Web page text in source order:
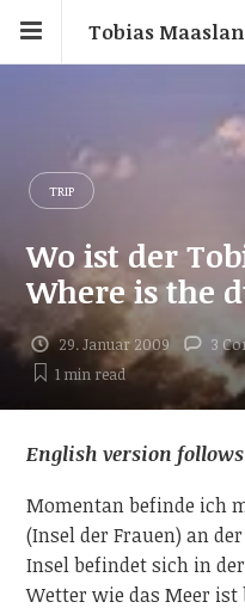
Tobias
TRIP
Wo ist der
Where is the
29. Januar 2009 3
1 minread
English version follows
Momentan befinde ich
(Insel der Frauen) an
Insel befindet sich in
Wetter wie das Meer ist